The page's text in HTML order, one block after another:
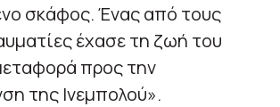
σκάφος. Ένας από τους
έχασε τη ζωή του
προς την
της Ινεμπολού».